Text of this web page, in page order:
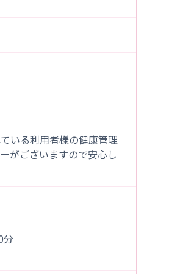
いる利用者様の健康管理
がございますので安心し
分